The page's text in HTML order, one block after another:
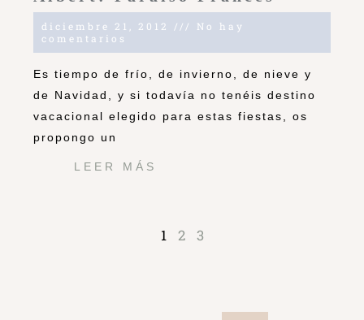
diciembre 21, 2012
No hay
comentarios
Es tiempo de frío, de invierno, de nieve y
de Navidad, y si todavía no tenéis destino
vacacional elegido para estas fiestas, os
propongo un
LEER MÁS
1 2 3